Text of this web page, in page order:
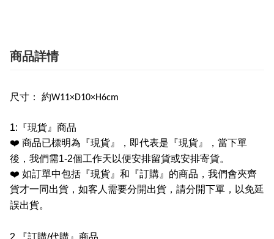
商品詳情
尺寸： 約W11×D10×H6cm
1: 『現貨』商品
❤️ 商品已標明為『現貨』，即代表是『現貨』，當下單
後，我們需1-2個工作天以便安排留貨或安排寄貨。
❤️ 如訂單中包括『現貨』和『訂購』的商品，我們會夾齊
貨才一同出貨，如客人需要分開出貨，請分開下單，以免延
誤出貨。